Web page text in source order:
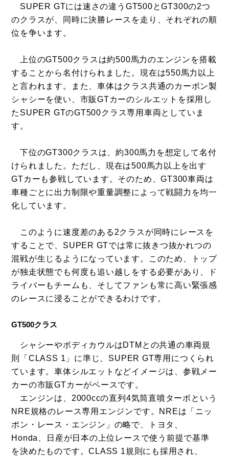
SUPER GTには速さの違うGT500とGT300の2つ
のクラスが、同時に決勝レースを走り、それぞれの順
位を争います。
上位のGT500クラスは約500馬力のエンジンを搭載
することから名付けられました。現在は550馬力以上
と言われます。また、車体はクラス共通のカーボン製
シャシーを使い、市販GTカーのシルエットを採用し
たSUPER GTのGT500クラス専用車両としていま
す。
下位のGT300クラスは、約300馬力を想定して名付
けられました。ただし、現在は500馬力以上を出す
GTカーも参戦しています。そのため、GT300車両は
車種ごとに出力制限や重量調整によって戦闘力を均一
化しています。
このように速度差のある2クラスが同時にレースを
することで、SUPER GTでは常に抜きつ抜かれつの
混戦が生じるようになっています。このため、トップ
が独走状態でも何度も追い越しをする必要があり、ド
ライバーもチームも、そしてファンも常に高い緊張感
のレースに浸ることができるわけです。
GT500クラス
シャシーやボディカウルはDTMとの共通の車両規
則「CLASS 1」に準じ、SUPER GT専用につくられ
ています。車体シルエットなどイメージは、参戦メー
カーの市販GTカーがベースです。
エンジンは、2000ccの直列4気筒直噴ターボという
NRE規格のレース専用エンジンです。NREは「ニッ
ポン・レース・エンジン」の略で、トヨタ、
Honda、日産が日本の上位レースで使う前提で基準
を決めたものです。CLASS 1規則にも採用され、